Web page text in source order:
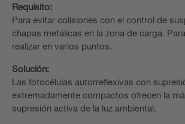
Requisito:
Para evitar colisiones con el control de
chapas metálicas en la zona de carga.
realizar en varios puntos.
Solución:
Las fotocélulas autorreflexivas con
extremadamente compactos ofrecen la
supresión activa de la luz ambiental.